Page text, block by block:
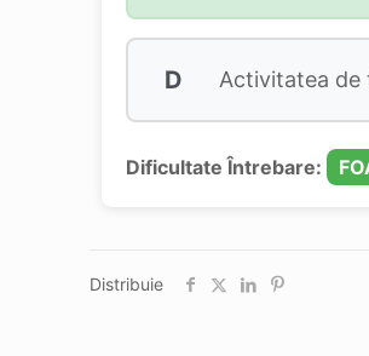
D Activitatea de
Dificultate Întrebare:
Distribuie